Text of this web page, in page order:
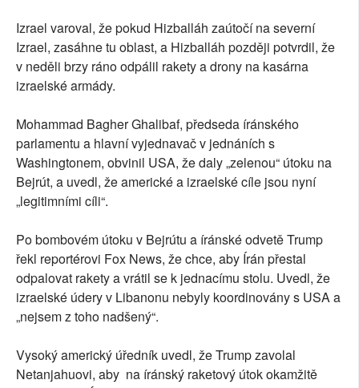
Izrael varoval, že pokud Hizballáh zaútočí na severní
Izrael, zasáhne tu oblast, a Hizballáh později potvrdil, že
v neděli brzy ráno odpálil rakety a drony na kasárna
izraelské armády.
Mohammad Bagher Ghalibaf, předseda íránského
parlamentu a hlavní vyjednavač v jednáních s
Washingtonem, obvinil USA, že daly „zelenou“ útoku na
Bejrút, a uvedl, že americké a izraelské cíle jsou nyní
„legitimními cíli“.
Po bombovém útoku v Bejrútu a íránské odvetě Trump
řekl reportérovi Fox News, že chce, aby Írán přestal
odpalovat rakety a vrátil se k jednacímu stolu. Uvedl, že
izraelské údery v Libanonu nebyly koordinovány s USA a
„nejsem z toho nadšený“.
Vysoký americký úředník uvedl, že Trump zavolal
Netanjahuovi, aby na íránský raketový útok okamžitě